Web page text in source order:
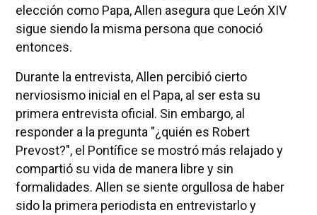
elección como Papa, Allen asegura que León XIV
sigue siendo la misma persona que conoció
entonces.
Durante la entrevista, Allen percibió cierto
nerviosismo inicial en el Papa, al ser esta su
primera entrevista oficial. Sin embargo, al
responder a la pregunta "¿quién es Robert
Prevost?", el Pontífice se mostró más relajado y
compartió su vida de manera libre y sin
formalidades. Allen se siente orgullosa de haber
sido la primera periodista en entrevistarlo y